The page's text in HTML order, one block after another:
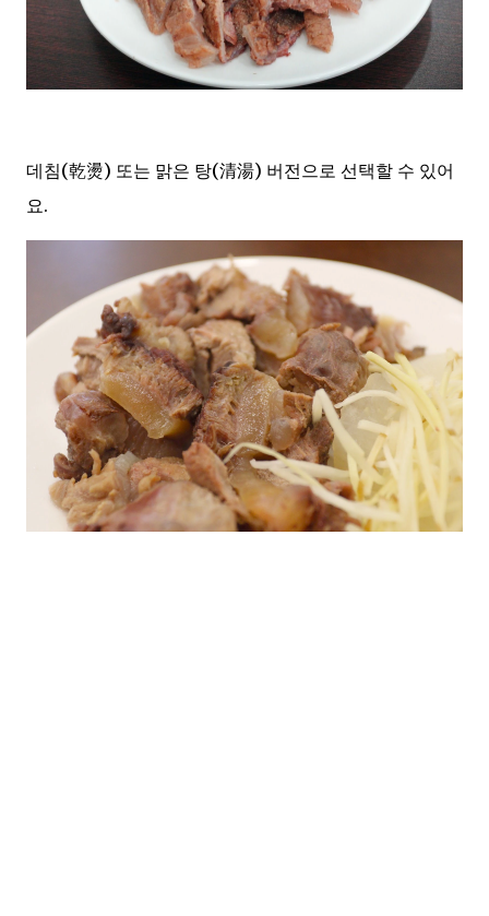
데침(乾燙) 또는 맑은 탕(清湯) 버전으로 선택할 수 있어
요.